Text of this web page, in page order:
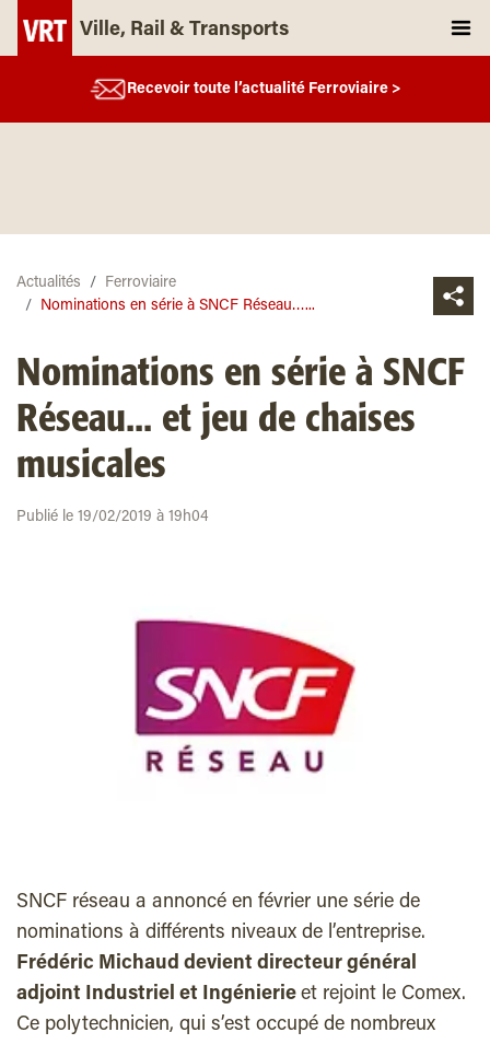
Ville, Rail & Transports
Recevoir toute l’actualité Ferroviaire >
Actualités
Ferroviaire
Nominations en série à SNCF Réseau…...
Nominations en série à SNCF
Réseau... et jeu de chaises
musicales
Publié le 19/02/2019 à 19h04
SNCF réseau a annoncé en février une série de
nominations à différents niveaux de l’entreprise.
Frédéric Michaud devient directeur général
adjoint Industriel et Ingénierie et rejoint le Comex.
Ce polytechnicien, qui s’est occupé de nombreux